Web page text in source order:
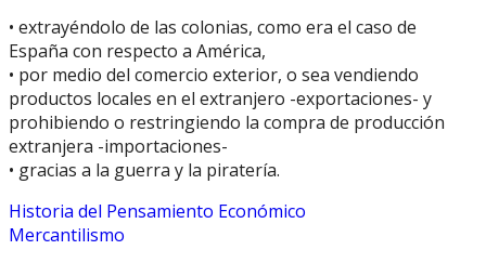
• extrayéndolo de las colonias, como era el caso de
España con respecto a América,
• por medio del comercio exterior, o sea vendiendo
productos locales en el extranjero -exportaciones- y
prohibiendo o restringiendo la compra de producción
extranjera -importaciones-
• gracias a la guerra y la piratería.
Historia del Pensamiento Económico
Mercantilismo